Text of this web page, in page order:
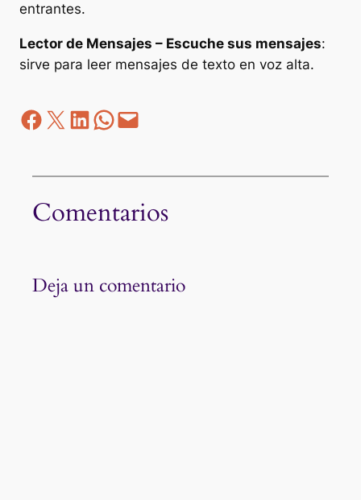
entrantes.
Lector de Mensajes – Escuche sus mensajes:
sirve para leer mensajes de texto en voz alta.
Facebook
Z LinkedIn
WhatsApp
correo electrónico
Comentarios
Deja un comentario